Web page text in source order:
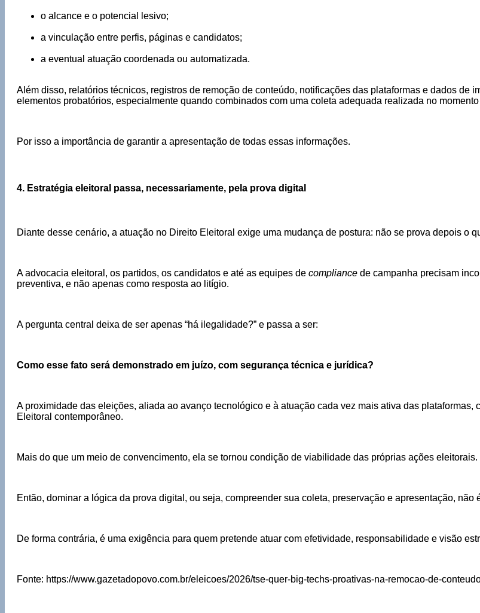
o alcance e o potencial lesivo;
a vinculação entre perfis, páginas e candidatos;
a eventual atuação coordenada ou automatizada.
Além disso, relatórios técnicos, registros de remoção de conteúdo, notificações das plataformas e dados de
elementos probatórios, especialmente quando combinados com uma coleta adequada realizada no
Por isso a importância de garantir a apresentação de todas essas informações.
4. Estratégia eleitoral passa, necessariamente, pela prova digital
Diante desse cenário, a atuação no Direito Eleitoral exige uma mudança de postura: não se prova depois o
A advocacia eleitoral, os partidos, os candidatos e até as equipes de compliance de campanha precisam
preventiva, e não apenas como resposta ao litígio.
A pergunta central deixa de ser apenas “há ilegalidade?” e passa a ser:
Como esse fato será demonstrado em juízo, com segurança técnica e jurídica?
A proximidade das eleições, aliada ao avanço tecnológico e à atuação cada vez mais ativa das
Eleitoral contemporâneo.
Mais do que um meio de convencimento, ela se tornou condição de viabilidade das próprias ações eleitorais.
Então, dominar a lógica da prova digital, ou seja, compreender sua coleta, preservação e apresentação, não
De forma contrária, é uma exigência para quem pretende atuar com efetividade, responsabilidade e visão
Fonte: https://www.gazetadopovo.com.br/eleicoes/2026/tse-quer-big-techs-proativas-na-remocao-de-